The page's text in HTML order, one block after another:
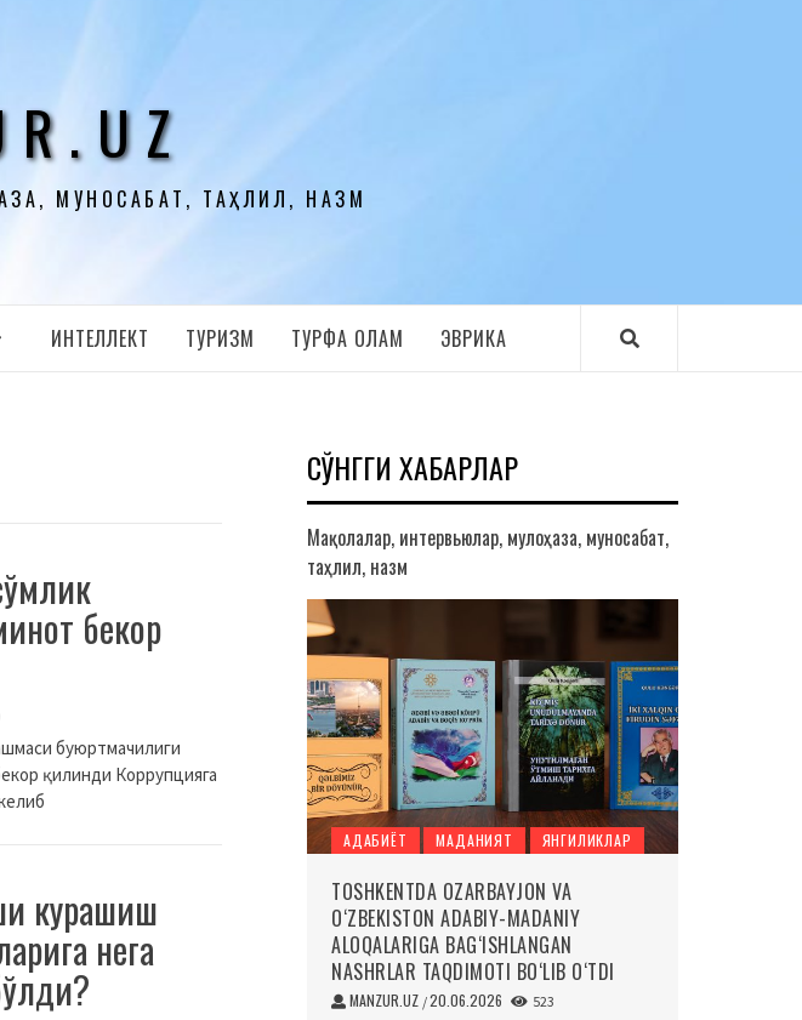
МУНОСАБАТ, ТАҲЛИЛ, НАЗМ
ИНТЕЛЛЕКТ ТУРИЗМ ТУРФА ОЛАМ ЭВРИКА
бекор
буюртмачилиги
қилинди Коррупцияга
курашиш
нега
СЎНГГИ ХАБАРЛАР
Мақолалар, интервьюлар, мулоҳаза, муносабат,
таҳлил, назм
АДАБИЁТ МАДАНИЯТ ЯНГИЛИКЛАР
TOSHKENTDA OZARBAYJON VA
O‘ZBEKISTON ADABIY-MADANIY
ALOQALARIGA BAG‘ISHLANGAN
NASHRLAR TAQDIMOTI BO‘LIB O‘TDI
MANZUR.UZ /20.06.2026 523